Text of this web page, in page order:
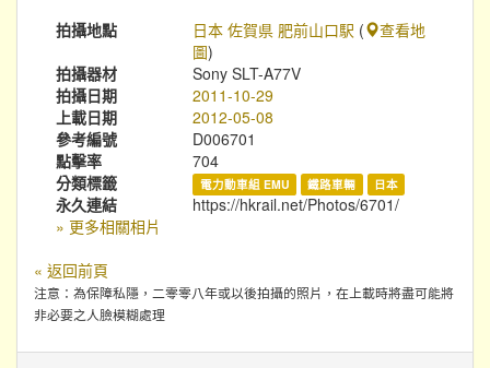
拍攝地點 日本 佐賀県 肥前山口駅 (
查看地
圖)
拍攝器材
Sony SLT-A77V
拍攝日期
2011-10-29
上載日期
2012-05-08
參考編號
D006701
點擊率
704
分類標籤
電力動車組 EMU 鐵路車輛 日本
永久連結
https://hkrail.net/Photos/6701/
» 更多相關相片
« 返回前頁
注意：為保障私隱，二零零八年或以後拍攝的照片，在上載時將盡可能將
非必要之人臉模糊處理